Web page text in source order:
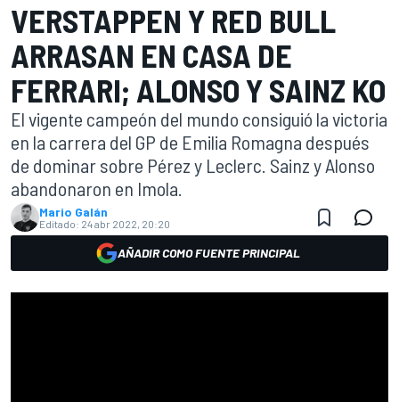
VERSTAPPEN Y RED BULL
ARRASAN EN CASA DE
FERRARI; ALONSO Y SAINZ KO
El vigente campeón del mundo consiguió la victoria
en la carrera del GP de Emilia Romagna después
de dominar sobre Pérez y Leclerc. Sainz y Alonso
abandonaron en Imola.
Mario Galán
Editado: 24 abr 2022, 20:20
AÑADIR COMO FUENTE PRINCIPAL